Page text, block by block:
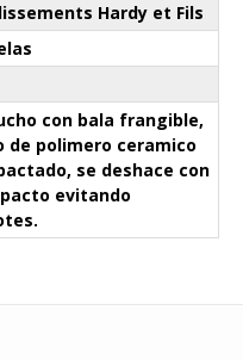
Hardy et Fils
con bala frangible,
de polimero ceramico
se deshace con
evitando